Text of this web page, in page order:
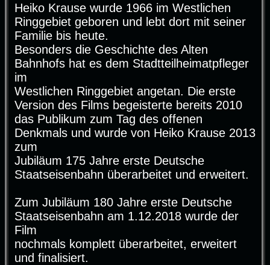
Heiko Krause wurde 1966 im Westlichen
Ringgebiet geboren und lebt dort mit seiner
Familie bis heute.
Besonders die Geschichte des Alten
Bahnhofs hat es dem Stadtteilheimatpfleger
im
Westlichen Ringgebiet angetan. Die erste
Version des Films begeisterte bereits 2010
das Publikum zum Tag des offenen
Denkmals und wurde von Heiko Krause 2013
zum
Jubiläum 175 Jahre erste Deutsche
Staatseisenbahn überarbeitet und erweitert.
Zum Jubiläum 180 Jahre erste Deutsche
Staatseisenbahn am 1.12.2018 wurde der
Film
nochmals komplett überarbeitet, erweitert
und finalisiert.